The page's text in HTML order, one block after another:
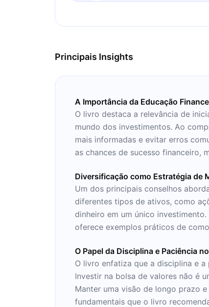
Principais Insights
A Importância da Educação
O livro destaca a relevância de
mundo dos investimentos. Ao
mais informadas e evitar erros
as chances de sucesso financeiro,
Diversificação como Estratégia de
Um dos principais conselhos
diferentes tipos de ativos, como
dinheiro em um único
oferece exemplos práticos de
O Papel da Disciplina e Paciência
O livro enfatiza que a disciplina e
Investir na bolsa de valores não é
Manter uma visão de longo prazo
fundamentais que o livro